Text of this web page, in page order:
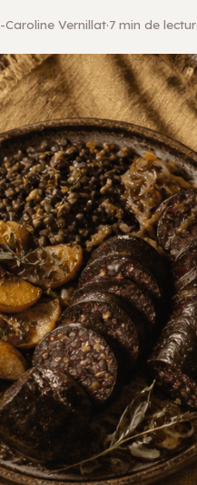
Caroline Vernillat·7 min de